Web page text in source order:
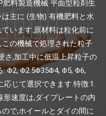
料製造機械 平面型粒剤生
主に (生物) 有機肥料と水
います.原材料は粒化前に
の機械で処理された粒子
さ,加工中に低温上昇粒子の
: Φ2, Φ2.5Φ35Φ4, Φ5, Φ6,
じて選択できます.特徴:1.
速度は,ダイプレートの内
で,ホイールとダイの間に